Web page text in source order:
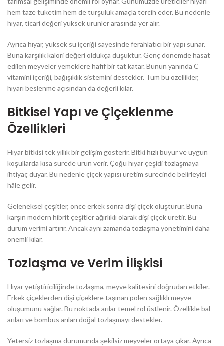
hem taze tüketim hem de turşuluk amaçla tercih eder. Bu nedenle
hıyar, ticari değeri yüksek ürünler arasında yer alır.
Ayrıca hıyar, yüksek su içeriği sayesinde ferahlatıcı bir yapı sunar.
Buna karşılık kalori değeri oldukça düşüktür. Genç dönemde hasat
edilen meyveler yemeklere hafif bir tat katar. Bunun yanında C
vitamini içeriği, bağışıklık sistemini destekler. Tüm bu özellikler,
hıyarı beslenme açısından da değerli kılar.
Bitkisel Yapı ve Çiçeklenme
Özellikleri
Hıyar bitkisi tek yıllık bir gelişim gösterir. Bitki hızlı büyür ve uygun
koşullarda kısa sürede ürün verir. Çoğu hıyar çeşidi tozlaşmaya
ihtiyaç duyar. Bu nedenle çiçek yapısı üretim sürecinde belirleyici
hâle gelir.
Geleneksel çeşitler, önce erkek sonra dişi çiçek oluşturur. Buna
karşın modern hibrit çeşitler ağırlıklı olarak dişi çiçek üretir. Bu
durum verimi artırır. Ancak aynı zamanda tozlaşma yönetimini daha
önemli kılar.
Tozlaşma ve Verim İlişkisi
Hıyar yetiştiriciliğinde tozlaşma, meyve kalitesini doğrudan etkiler.
Erkek çiçeklerden dişi çiçeklere taşınan polen sağlıklı meyve
oluşumunu sağlar. Bu noktada arılar temel rol üstlenir. Özellikle bal
arıları ve bombus arıları doğal tozlaşmayı destekler.
Yetersiz tozlaşma durumunda şekilsiz meyveler ortaya çıkar. Ayrıca